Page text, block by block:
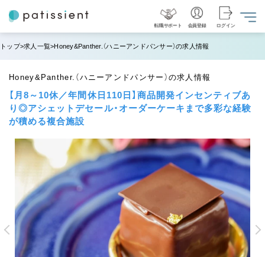
転職サポート 会員登録 ログイン
トップ 求人一覧 Honey&Panther.（ハニーアンドパンサー）の求人情報
Honey&Panther.（ハニーアンドパンサー）の求人情報
【月8～10休／年間休日110日】商品開発インセンティブあ
り◎アシェットデセール・オーダーケーキまで多彩な経験
が積める複合施設